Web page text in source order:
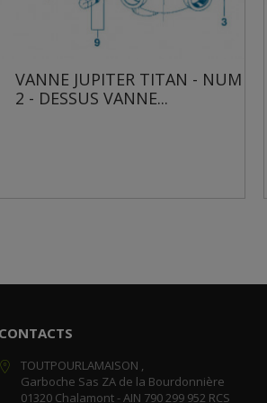
VANNE JUPITER TITAN - NUM
2 - DESSUS VANNE...
CONTACTS
TOUTPOURLAMAISON ,
Garboche Sas ZA de la Bourdonnière
01320 Chalamont - AIN 790 299 952 RCS